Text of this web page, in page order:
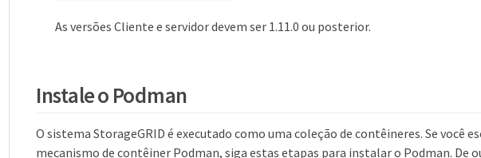
As versões Cliente e servidor devem ser 1.11.0 ou posterior.
Instale o Podman
O sistema StorageGRID é executado como uma coleção de contêineres. Se você
mecanismo de contêiner Podman, siga estas etapas para instalar o Podman. De